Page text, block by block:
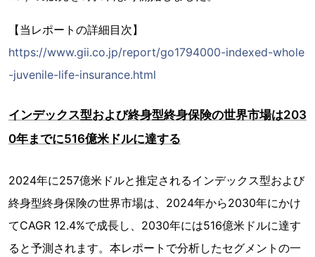
【当レポートの詳細目次】
https://www.gii.co.jp/report/go1794000-indexed-whole
-juvenile-life-insurance.html
インデックス型および終身型終身保険の世界市場は203
0年までに516億米ドルに達する
2024年に257億米ドルと推定されるインデックス型および
終身型終身保険の世界市場は、2024年から2030年にかけ
てCAGR 12.4%で成長し、2030年には516億米ドルに達す
ると予測されます。本レポートで分析したセグメントの一